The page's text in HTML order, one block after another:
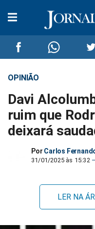
Compartilhar
no
Facebook
Compartilhar
no
Whatsapp
OPINIÃO
Davi
ruim que
deixará
Por Carlos
31/01/2025 às 15:32
LER NA